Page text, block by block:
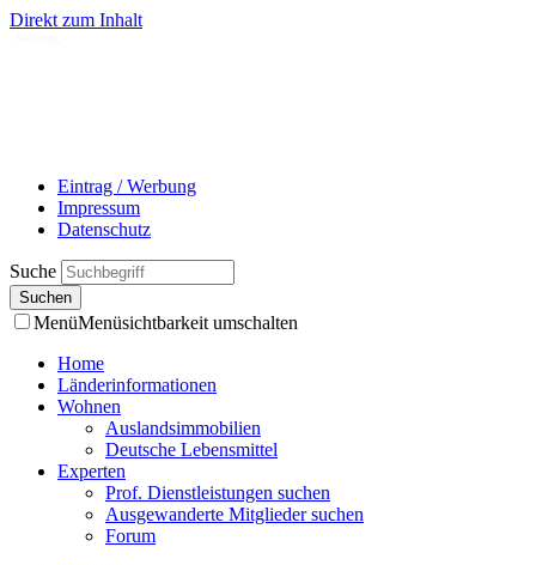
Direkt zum Inhalt
Eintrag / Werbung
Impressum
Datenschutz
Suche
MenüMenüsichtbarkeit umschalten
Home
Länderinformationen
Wohnen
Auslandsimmobilien
Deutsche Lebensmittel
Experten
Prof. Dienstleistungen suchen
Ausgewanderte Mitglieder suchen
Forum